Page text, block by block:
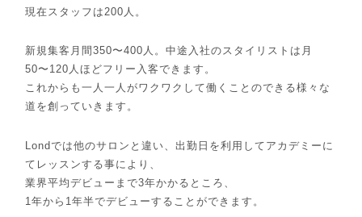
現在スタッフは200人。
新規集客月間350〜400人。中途入社のスタイリストは月
50〜120人ほどフリー入客できます。
これからも一人一人がワクワクして働くことのできる様々な
道を創っていきます。
Londでは他のサロンと違い、出勤日を利用してアカデミーに
てレッスンする事により、
業界平均デビューまで3年かかるところ、
1年から1年半でデビューすることができます。